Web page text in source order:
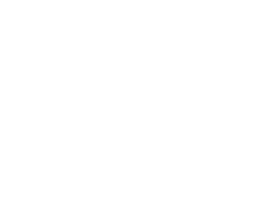
VÉHICULE
recherche9s e0 Sausheim
mulhousienne : SUV familiaux,
hybrides et berlines premium.
compte du budget, du
l'usage.